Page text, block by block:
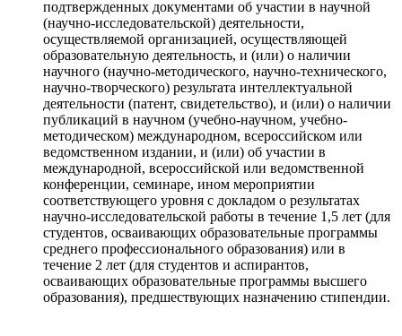
подтвержденных документами об участии в научной
(научно-исследовательской) деятельности,
осуществляемой организацией, осуществляющей
образовательную деятельность, и (или) о наличии
научного (научно-методического, научно-технического,
научно-творческого) результата интеллектуальной
деятельности (патент, свидетельство), и (или) о наличии
публикаций в научном (учебно-научном, учебно-
методическом) международном, всероссийском или
ведомственном издании, и (или) об участии в
международной, всероссийской или ведомственной
конференции, семинаре, ином мероприятии
соответствующего уровня с докладом о результатах
научно-исследовательской работы в течение 1,5 лет (для
студентов, осваивающих образовательные программы
среднего профессионального образования) или в
течение 2 лет (для студентов и аспирантов,
осваивающих образовательные программы высшего
образования), предшествующих назначению стипендии.